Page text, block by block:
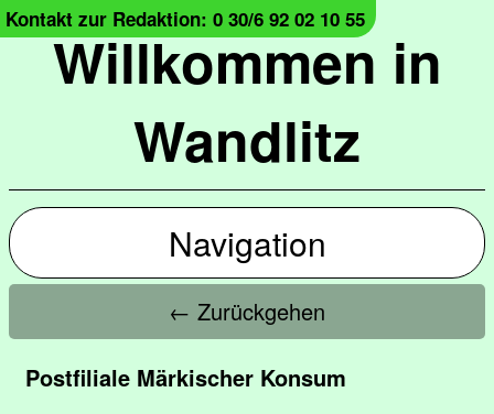
Willkommen in
Wandlitz
Kontakt zur Redaktion: 0 30/6 92 02 10 55
Navigation
← Zurückgehen
Postfiliale Märkischer Konsum